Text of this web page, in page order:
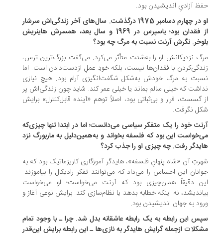
آزادیِ اندیشیدن بود.
‌او در چهارم دسامبر 1975 درگذشت. سال‌های آخر زندگی‌اش سرشار
از فقدان بود؛ یاسپرس در 1969 و سال بعد، همسرش هاینریش
نگرش آرنت نسبت به مرگ چه بود؟
نزدیکانش او را به‌شدت متأثر می‌کرد. می‌گفت بزرگ‌ترین ترس،
با فقدان‌ها نیست، بلکه خودِ عملِ ازدست‌دادن است. اما
به مرگ خودش به‌شکل شگفت‌انگیزی آرام بود. هیچ نیازی
که خیلی سالم بماند یا خیلی عمر کند. شاید چون زندگی‌اش پر
گسست، فرار و بی‌ثباتی بود، اصلاً توهم «آینده قابل‌کنترل» برایش
نگرفت.
خود را یک متفکر سیاسی می‌دانست؛ اما در ابتدا تنها چیزی‌که
این بود که فلسفه بخواند و به‌همین‌دلیل به ماربورگ نزد
رفت. چه چیزی او را جذب کرد؟
آن «شاه پنهانِ فلسفه»، هایدگر آموزگاری کاریزماتیک بود که به
این احساس را می‌داد که می‌توانند تفکر رادیکال را بیاموزند.
دقیقاً همان‌چیزی بود که آرنت می‌خواست؛ او می‌خواست
نه اینکه خطابه بدهد یا نظام‌سازی کند. برایش نوعی آغاز و
به جهان اندیشیدن بود.
این رابطه به یک رابطه عاشقانه بدل شد. چرا ـ با وجود تمام
ازجمله گرایش هایدگر به نازی‌ها ـ این رابطه برایش این‌قدر